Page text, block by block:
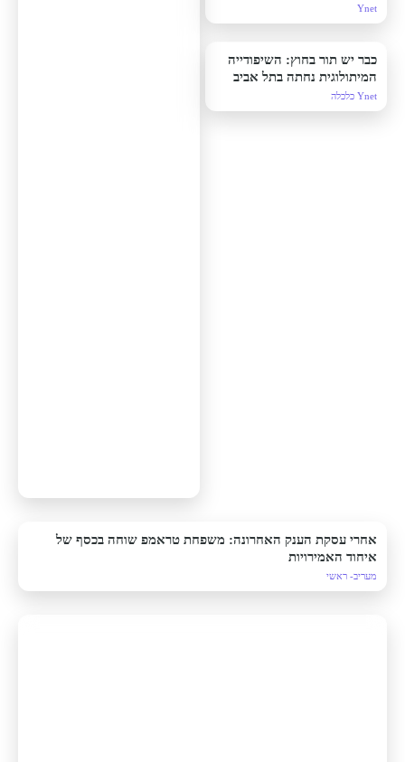
היה מתברג המוסד
Ynet
כבר יש תור בחוץ: השיפודייה
המיתולוגית נחתה בתל אביב
Ynet כלכלה
אחרי עסקת הענק האחרונה: משפחת טראמפ שוחה בכסף של
איחוד האמירויות
מעריב- ראשי